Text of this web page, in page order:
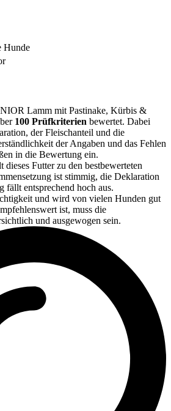
Hunde
Lamm mit Pastinake, Kürbis &
100 Prüfkriterien bewertet. Dabei
der Fleischanteil und die
der Angaben und das Fehlen
in die Bewertung ein.
dieses Futter zu den bestbewerteten
ist stimmig, die Deklaration
fällt entsprechend hoch aus.
und wird von vielen Hunden gut
ist, muss die
und ausgewogen sein.